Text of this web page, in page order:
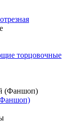
торцовочные